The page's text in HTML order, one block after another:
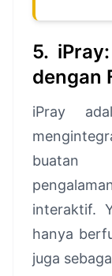
5.
dengan
iPray
buatan
interaktif.
hanya
juga